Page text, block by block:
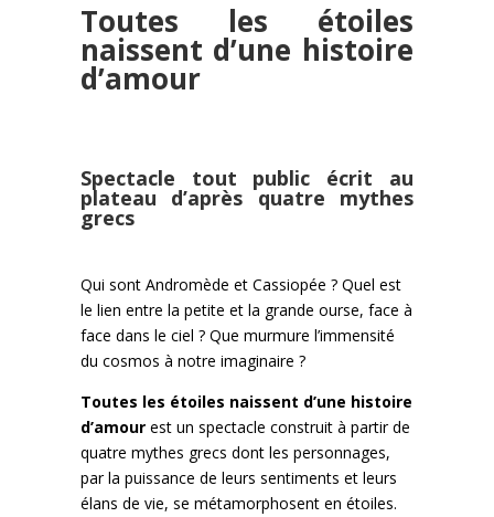
Toutes les étoiles
naissent d’une histoire
d’amour
Spectacle tout public écrit au
plateau d’après quatre mythes
grecs
Qui sont Andromède et Cassiopée ? Quel est
le lien entre la petite et la grande ourse, face à
face dans le ciel ? Que murmure l’immensité
du cosmos à notre imaginaire ?
Toutes les étoiles naissent d’une histoire
d’amourest un spectacle construit à partir de
quatre mythes grecs dont les personnages,
par la puissance de leurs sentiments et leurs
élans de vie, se métamorphosent en étoiles.